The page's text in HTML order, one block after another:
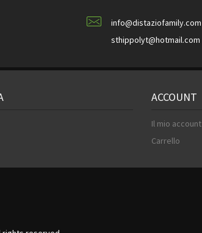
info@distaziofamily.com
sthippolyt@hotmail.com
ACCOUNT
Il mio account
Carrello